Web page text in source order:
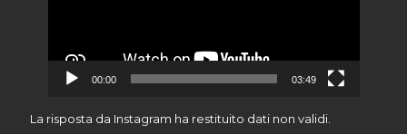
00:00 03:49
La risposta da Instagram ha restituito dati non validi.